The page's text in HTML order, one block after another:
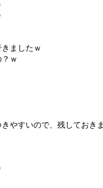
ましたｗ
ｗ
やすいので、残しておき